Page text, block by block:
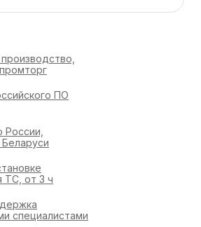
ПО
России,
Беларуси
ТС, от 3 ч
специалистами